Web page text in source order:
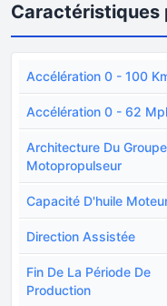
Caractéristiques
Accélération 0 - 100
Accélération 0 - 62
Architecture Du Groupe
Motopropulseur
Capacité D'huile
Direction Assistée
Fin De La Période De
Production